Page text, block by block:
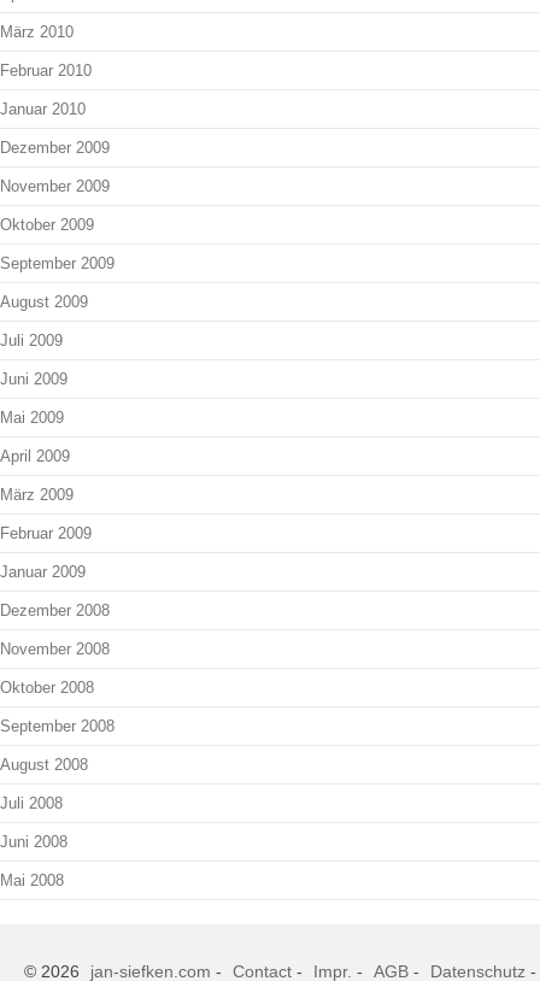
März 2010
Februar 2010
Januar 2010
Dezember 2009
November 2009
Oktober 2009
September 2009
August 2009
Juli 2009
Juni 2009
Mai 2009
April 2009
März 2009
Februar 2009
Januar 2009
Dezember 2008
November 2008
Oktober 2008
September 2008
August 2008
Juli 2008
Juni 2008
Mai 2008
© 2026 jan-siefken.com - Contact - Impr. - AGB - Datenschutz -